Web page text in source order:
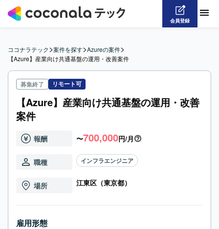
会員登録
ココナラテック>案件を探す>Azureの案件>
【Azure】産業向け共通基盤の運用・改善案件
募集終了 リモート可
【Azure】産業向け共通基盤の運用・改善
案件
報酬 〜700,000円/月
職種 インフラエンジニア
場所 江東区（東京都）
雇用形態